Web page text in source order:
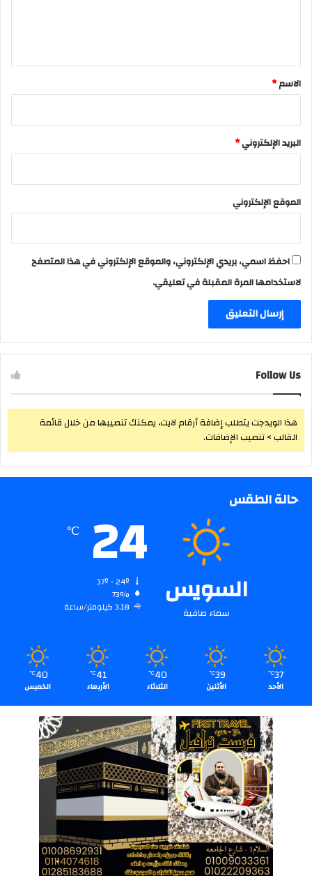
*
الاسم*
البريد الإلكتروني*
الموقع الإلكتروني
احفظ اسمي، بريدي الإلكتروني، والموقع الإلكتروني في هذا المتصفح
لاستخدامها المرة المقبلة في تعليقي.
Follow Us
هذا الويدجت يتطلب إضافة أرقام لايت، يمكنك تنصيبها من خلال قائمة
القالب > تنصيب الإضافات.
حالة الطقس
السويس
سماء صافية
24
℃
73%
3.18 كيلومتر/ساعة
37
℃
الأحد
39
℃
الأثنين
40
℃
الثلاثاء
41
℃
الأربعاء
40
℃
الخميس